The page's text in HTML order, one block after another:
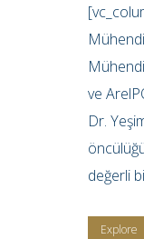
ve
Dr.
değerli
Explore